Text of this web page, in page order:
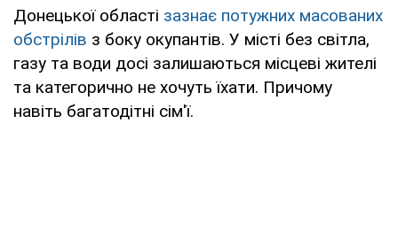
Донецької області зазнає потужних масованих
обстрілів з боку окупантів. У місті без світла,
газу та води досі залишаються місцеві жителі
та категорично не хочуть їхати. Причому
навіть багатодітні сім'ї.